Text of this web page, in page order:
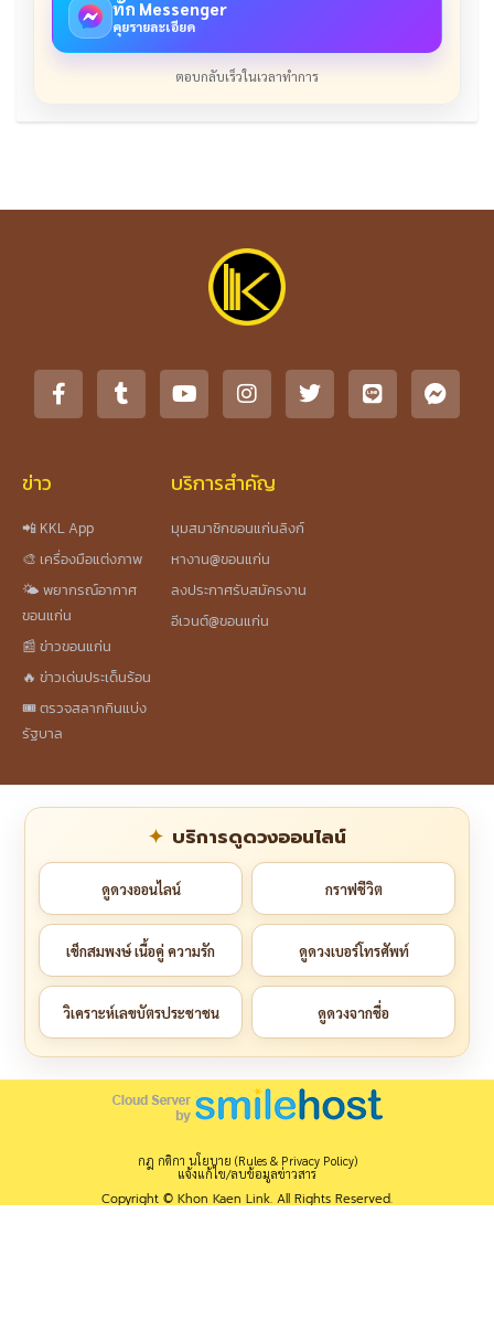
ทัก Messenger
คุยรายละเอียด
ตอบกลับเร็วในเวลาทำการ
ข่าว
📲 KKL App
🎨 เครื่องมือแต่งภาพ
🌤️ พยากรณ์อากาศ
ขอนแก่น
📰 ข่าวขอนแก่น
🔥 ข่าวเด่นประเด็นร้อน
🎟️ ตรวจสลากกินแบ่ง
รัฐบาล
บริการสำคัญ
มุมสมาชิกขอนแก่นลิงก์
หางาน@ขอนแก่น
ลงประกาศรับสมัครงาน
อีเวนต์@ขอนแก่น
บริการดูดวงออนไลน์
ดูดวงออนไลน์ กราฟชีวิต
เช็กสมพงษ์ เนื้อคู่ ความรัก ดูดวงเบอร์โทรศัพท์
วิเคราะห์เลขบัตรประชาชน ดูดวงจากชื่อ
กฎ กติกา นโยบาย (Rules & Privacy Policy)
แจ้งแก้ไข/ลบข้อมูลข่าวสาร
Copyright © Khon Kaen Link. All Rights Reserved.